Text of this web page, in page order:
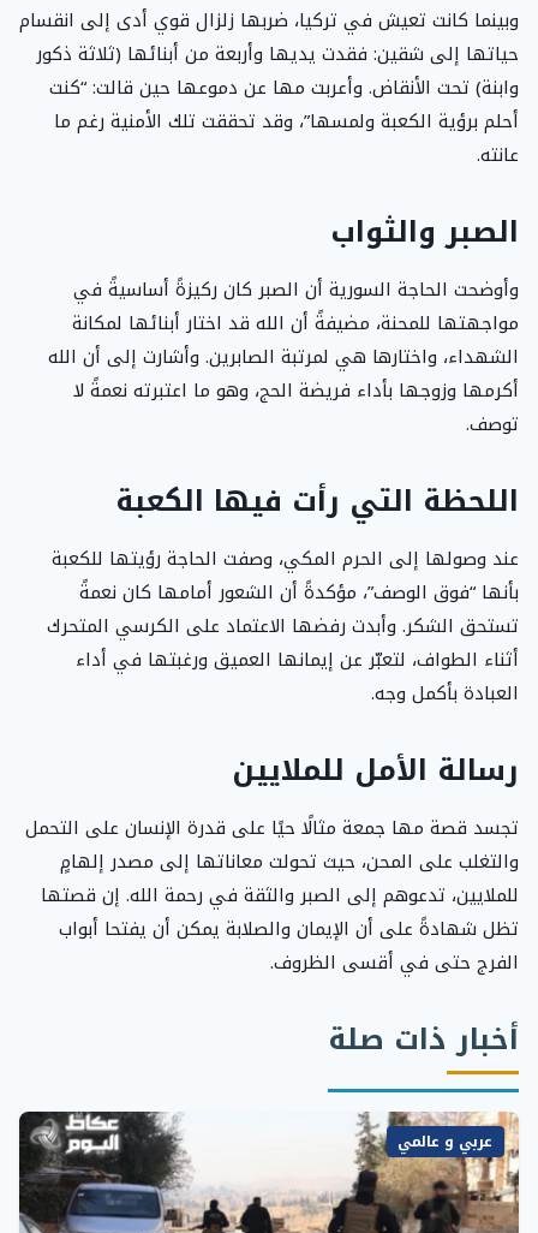
وبينما كانت تعيش في تركيا، ضربها زلزال قوي أدى إلى انقسام
حياتها إلى شقين: فقدت يديها وأربعة من أبنائها (ثلاثة ذكور
وابنة) تحت الأنقاض. وأعربت مها عن دموعها حين قالت: “كنت
أحلم برؤية الكعبة ولمسها”، وقد تحققت تلك الأمنية رغم ما
عانته.
الصبر والثواب
وأوضحت الحاجة السورية أن الصبر كان ركيزةً أساسيةً في
مواجهتها للمحنة، مضيفةً أن الله قد اختار أبنائها لمكانة
الشهداء، واختارها هي لمرتبة الصابرين. وأشارت إلى أن الله
أكرمها وزوجها بأداء فريضة الحج، وهو ما اعتبرته نعمةً لا
توصف.
اللحظة التي رأت فيها الكعبة
عند وصولها إلى الحرم المكي، وصفت الحاجة رؤيتها للكعبة
بأنها “فوق الوصف”، مؤكدةً أن الشعور أمامها كان نعمةً
تستحق الشكر. وأبدت رفضها الاعتماد على الكرسي المتحرك
أثناء الطواف، لتعبّر عن إيمانها العميق ورغبتها في أداء
العبادة بأكمل وجه.
رسالة الأمل للملايين
تجسد قصة مها جمعة مثالًا حيًا على قدرة الإنسان على التحمل
والتغلب على المحن، حيث تحولت معاناتها إلى مصدر إلهامٍ
للملايين، تدعوهم إلى الصبر والثقة في رحمة الله. إن قصتها
تظل شهادةً على أن الإيمان والصلابة يمكن أن يفتحا أبواب
الفرج حتى في أقسى الظروف.
أخبار ذات صلة
عربي و عالمي